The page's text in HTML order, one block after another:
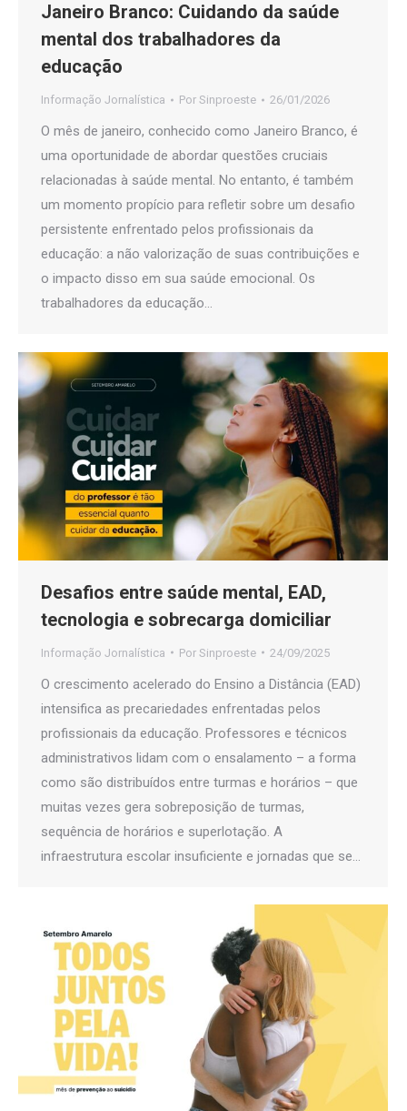
Janeiro Branco: Cuidando da saúde
mental dos trabalhadores da
educação
Informação Jornalística Por Sinproeste 26/01/2026
O mês de janeiro, conhecido como Janeiro Branco, é
uma oportunidade de abordar questões cruciais
relacionadas à saúde mental. No entanto, é também
um momento propício para refletir sobre um desafio
persistente enfrentado pelos profissionais da
educação: a não valorização de suas contribuições e
o impacto disso em sua saúde emocional. Os
trabalhadores da educação…
Desafios entre saúde mental, EAD,
tecnologia e sobrecarga domiciliar
Informação Jornalística Por Sinproeste 24/09/2025
O crescimento acelerado do Ensino a Distância (EAD)
intensifica as precariedades enfrentadas pelos
profissionais da educação. Professores e técnicos
administrativos lidam com o ensalamento – a forma
como são distribuídos entre turmas e horários – que
muitas vezes gera sobreposição de turmas,
sequência de horários e superlotação. A
infraestrutura escolar insuficiente e jornadas que se…